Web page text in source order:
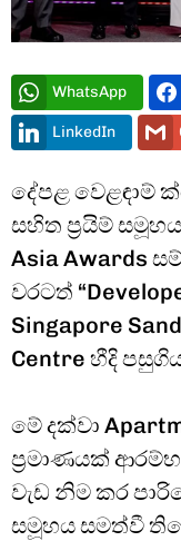
WhatsApp
LinkedIn
​දේපළ වෙළඳාම්
සහිත ප්‍රයිම්
Asia Awards
වරටත්
Singapore
Centre හීදි
මේ දක්වා
ප්‍රමාණයක්
වැඩ නිම කර
සමූහය සමත්වී